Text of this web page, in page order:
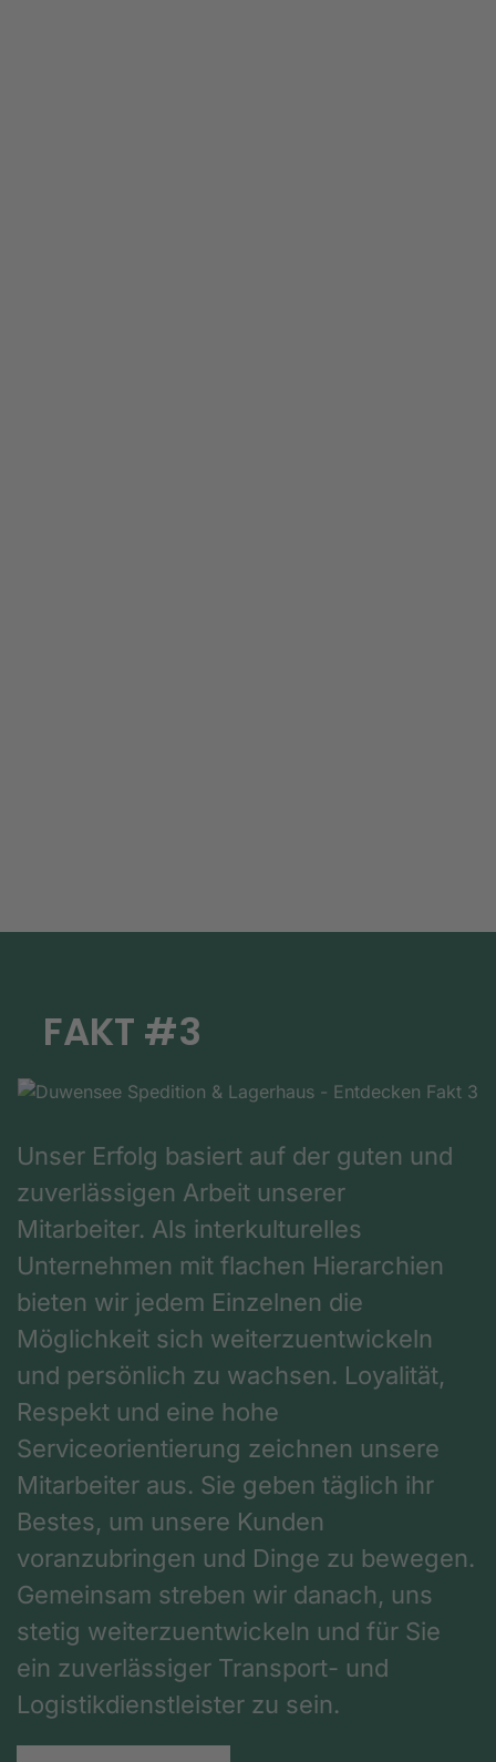
FAKT #3
Unser Erfolg basiert auf der guten und
zuverlässigen Arbeit unserer
Mitarbeiter. Als interkulturelles
Unternehmen mit flachen Hierarchien
bieten wir jedem Einzelnen die
Möglichkeit sich weiterzuentwickeln
und persönlich zu wachsen. Loyalität,
Respekt und eine hohe
Serviceorientierung zeichnen unsere
Mitarbeiter aus. Sie geben täglich ihr
Bestes, um unsere Kunden
voranzubringen und Dinge zu bewegen.
Gemeinsam streben wir danach, uns
stetig weiterzuentwickeln und für Sie
ein zuverlässiger Transport- und
Logistikdienstleister zu sein.